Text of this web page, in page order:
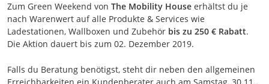
Zum Green Weekend von The Mobility House erhältst du je
nach Warenwert auf alle Produkte & Services wie
Ladestationen, Wallboxen und Zubehör bis zu 250 € Rabatt.
Die Aktion dauert bis zum 02. Dezember 2019.
Falls du Beratung benötigst, steht dir neben den allgemeinen